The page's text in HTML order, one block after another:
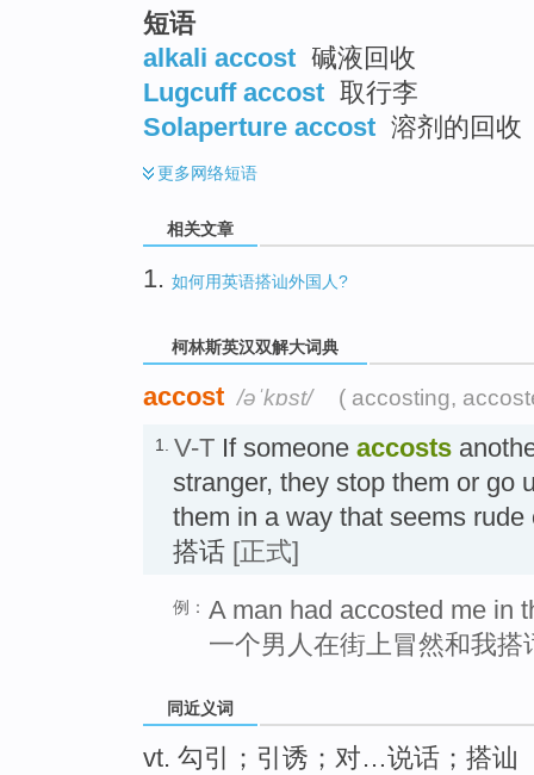
短语
alkali accost 碱液回收
Lugcuff accost 取行李
Solaperture accost 溶剂的回收
更多网络短语
相关文章
1. 如何用英语搭讪外国人?
柯林斯英汉双解大词典
accost /əˈkɒst/ ( accosting,
1. V-T If someone accosts
stranger, they stop them or go
them in a way that seems
搭话 [正式]
例： A man had accosted me in
一个男人在街上冒然和我搭
同近义词
vt. 勾引；引诱；对…说话；搭讪